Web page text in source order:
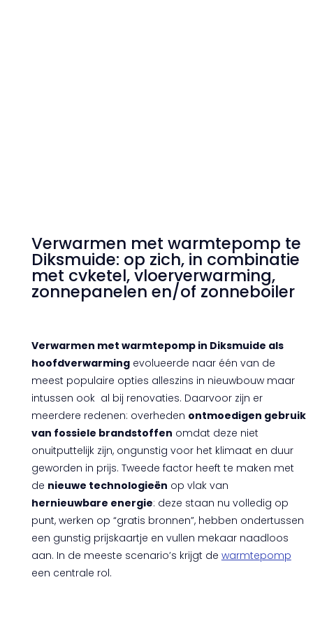
Verwarmen met warmtepomp te
Diksmuide: op zich, in combinatie
met cvketel, vloerverwarming,
zonnepanelen en/of zonneboiler
Verwarmen met warmtepomp in Diksmuide als
hoofdverwarmingevolueerde naar één van de
meest populaire opties alleszins in nieuwbouw maar
intussen ook al bij renovaties. Daarvoor zijn er
meerdere redenen: overheden ontmoedigen gebruik
van fossiele brandstoffen omdat deze niet
onuitputtelijk zijn, ongunstig voor het klimaat en duur
geworden in prijs. Tweede factor heeft te maken met
de nieuwe technologieën op vlak van
hernieuwbare energie: deze staan nu volledig op
punt, werken op “gratis bronnen”, hebben ondertussen
een gunstig prijskaartje en vullen mekaar naadloos
aan. In de meeste scenario’s krijgt de warmtepomp
een centrale rol.